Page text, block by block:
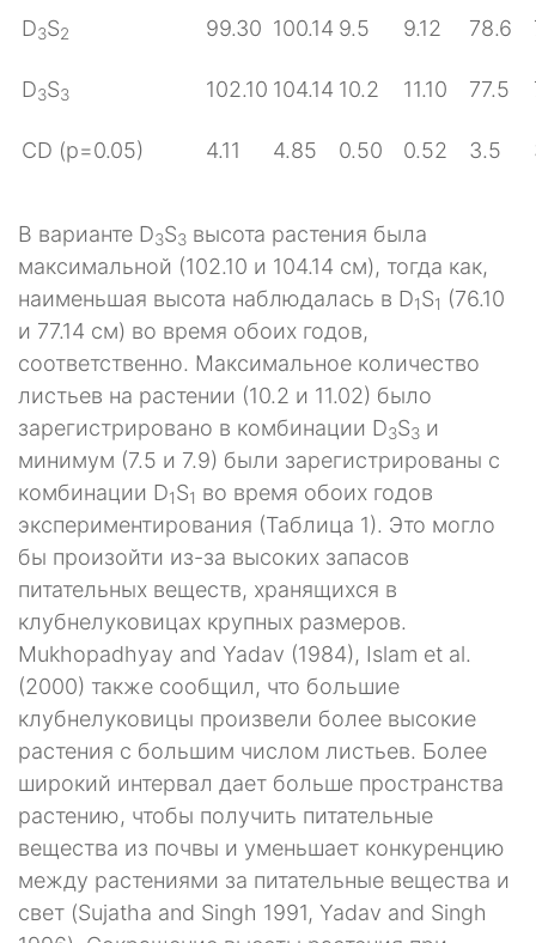
D3S2 99.30 100.14 9.5 9.12 78.6
D3S3 102.10 104.14 10.2 11.10 77.5
CD (p=0.05) 4.11 4.85 0.50 0.52 3.5
В варианте D3S3 высота растения была
максимальной (102.10 и 104.14 см), тогда как,
наименьшая высота наблюдалась в D1S1 (76.10
и 77.14 см) во время обоих годов,
соответственно. Максимальное количество
листьев на растении (10.2 и 11.02) было
зарегистрировано в комбинации D3S3 и
минимум (7.5 и 7.9) были зарегистрированы с
комбинации D1S1 во время обоих годов
экспериментирования (Таблица 1). Это могло
бы произойти из-за высоких запасов
питательных веществ, хранящихся в
клубнелуковицах крупных размеров.
Mukhopadhyay and Yadav (1984), Islam et al.
(2000) также сообщил, что большие
клубнелуковицы произвели более высокие
растения с большим числом листьев. Более
широкий интервал дает больше пространства
растению, чтобы получить питательные
вещества из почвы и уменьшает конкуренцию
между растениями за питательные вещества и
свет (Sujatha and Singh 1991, Yadav and Singh